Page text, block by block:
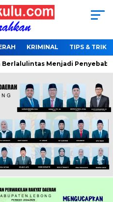
KRIMINAL TIPS & TRIK
Menjadi Penyebab